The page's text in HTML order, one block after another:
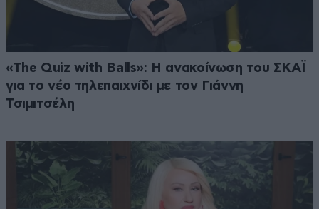
«The Quiz with Balls»: Η ανακοίνωση του ΣΚΑΪ
για το νέο τηλεπαιχνίδι με τον Γιάννη
Τσιμιτσέλη